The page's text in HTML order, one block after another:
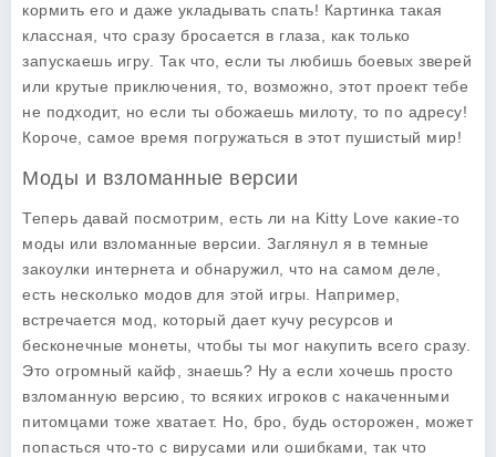
кормить его и даже укладывать спать! Картинка такая
классная, что сразу бросается в глаза, как только
запускаешь игру. Так что, если ты любишь боевых зверей
или крутые приключения, то, возможно, этот проект тебе
не подходит, но если ты обожаешь милоту, то по адресу!
Короче, самое время погружаться в этот пушистый мир!
Моды и взломанные версии
Теперь давай посмотрим, есть ли на Kitty Love какие-то
моды или взломанные версии. Заглянул я в темные
закоулки интернета и обнаружил, что на самом деле,
есть несколько модов для этой игры. Например,
встречается мод, который дает кучу ресурсов и
бесконечные монеты, чтобы ты мог накупить всего сразу.
Это огромный кайф, знаешь? Ну а если хочешь просто
взломанную версию, то всяких игроков с накаченными
питомцами тоже хватает. Но, бро, будь осторожен, может
попасться что-то с вирусами или ошибками, так что